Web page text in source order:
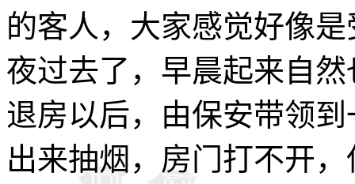
的客人，大家感觉好像
夜过去了，早晨起来自
退房以后，由保安带领
出来抽烟，房门打不开